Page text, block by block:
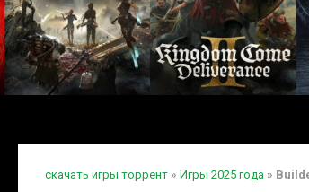
скачать игры торрент » Игры 2025 года »